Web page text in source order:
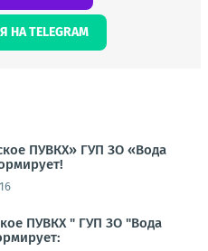
TELEGRAM
ПУВКХ» ГУП ЗО «Вода
ПУВКХ " ГУП ЗО "Вода